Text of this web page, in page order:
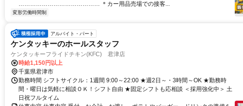
…………………………………… ＊カー用品売場での接客...
変形労働時間制
アルバイト・パート
ケンタッキーのホールスタッフ
ケンタッキーフライドチキン(KFC) 君津店
時給1,150円以上
千葉県君津市
勤務時間 シフトサイクル：1週間 9:00～22:00 ★週2日～・3時間～OK ★勤務時
間・曜日は気軽に相談ＯＫ！シフト自由 ★固定シフトも応相談 ＜採用強化中＞ 土
日祝フルタイム